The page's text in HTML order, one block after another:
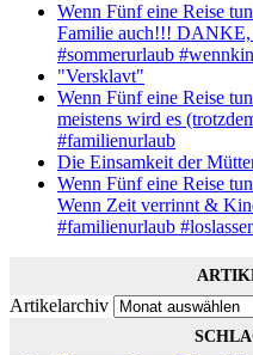
Wenn Fünf eine Reise
Familie auch!!! DANKE,
#sommerurlaub
"Versklavt"
Wenn Fünf eine Reise
meistens wird es
#familienurlaub
Die Einsamkeit der
Wenn Fünf eine Reise
Wenn Zeit verrinnt &
#familienurlaub
Artikelarchiv